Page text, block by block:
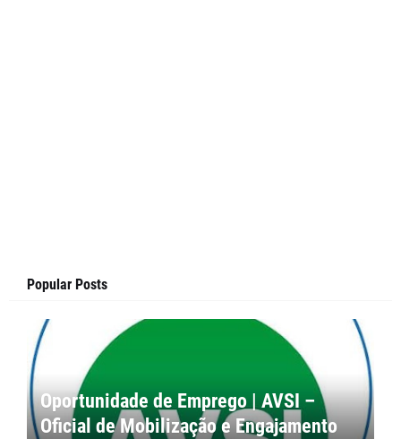
Popular Posts
Oportunidade de Emprego | AVSI –
Oficial de Mobilização e Engajamento